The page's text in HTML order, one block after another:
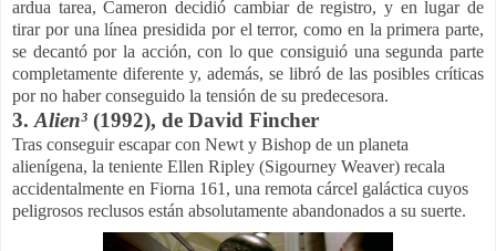
ardua tarea, Cameron decidió cambiar de registro, y en lugar de
tirar por una línea presidida por el terror, como en la primera parte,
se decantó por la acción, con lo que consiguió una segunda parte
completamente diferente y, además, se libró de las posibles críticas
por no haber conseguido la tensión de su predecesora.
3. Alien³ (1992), de David Fincher
Tras conseguir escapar con Newt y Bishop de un planeta
alienígena, la teniente Ellen Ripley (Sigourney Weaver) recala
accidentalmente en Fiorna 161, una remota cárcel galáctica cuyos
peligrosos reclusos están absolutamente abandonados a su suerte.